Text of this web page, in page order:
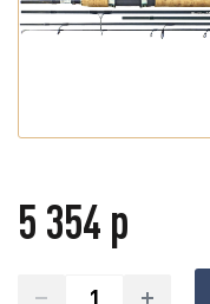
5 354 р